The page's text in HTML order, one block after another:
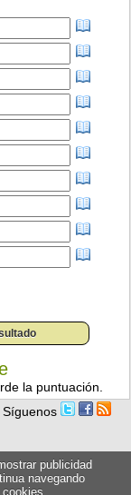
la puntuación.
Síguenos
publicidad
navegando